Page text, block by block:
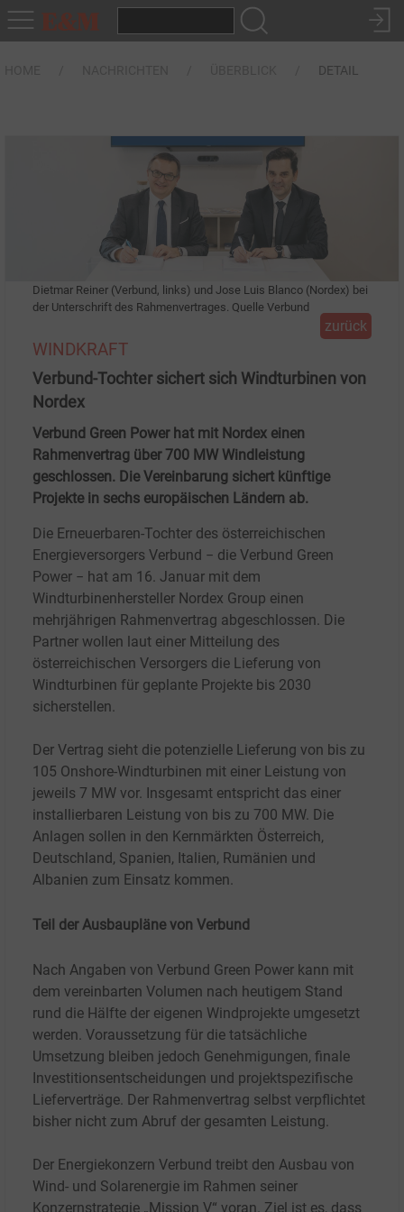
DETAIL
Dietmar Reiner (Verbund, links) und Jose Luis Blanco (Nordex) bei
der Unterschrift des Rahmenvertrages. Quelle Verbund
zurück
WINDKRAFT
Verbund-Tochter sichert sich Windturbinen von
Nordex
Verbund Green Power hat mit Nordex einen
Rahmenvertrag über 700 MW Windleistung
geschlossen. Die Vereinbarung sichert künftige
Projekte in sechs europäischen Ländern ab.
Die Erneuerbaren-Tochter des österreichischen
Energieversorgers Verbund − die Verbund Green
Power − hat am 16. Januar mit dem
Windturbinenhersteller Nordex Group einen
mehrjährigen Rahmenvertrag abgeschlossen. Die
Partner wollen laut einer Mitteilung des
österreichischen Versorgers die Lieferung von
Windturbinen für geplante Projekte bis 2030
sicherstellen.
Der Vertrag sieht die potenzielle Lieferung von bis zu
105 Onshore-Windturbinen mit einer Leistung von
jeweils 7 MW vor. Insgesamt entspricht das einer
installierbaren Leistung von bis zu 700 MW. Die
Anlagen sollen in den Kernmärkten Österreich,
Deutschland, Spanien, Italien, Rumänien und
Albanien zum Einsatz kommen.
Teil der Ausbaupläne von Verbund
Nach Angaben von Verbund Green Power kann mit
dem vereinbarten Volumen nach heutigem Stand
rund die Hälfte der eigenen Windprojekte umgesetzt
werden. Voraussetzung für die tatsächliche
Umsetzung bleiben jedoch Genehmigungen, finale
Investitionsentscheidungen und projektspezifische
Lieferverträge. Der Rahmenvertrag selbst verpflichtet
bisher nicht zum Abruf der gesamten Leistung.
Der Energiekonzern Verbund treibt den Ausbau von
Wind- und Solarenergie im Rahmen seiner
Konzernstrategie „Mission V“ voran. Ziel ist es, dass